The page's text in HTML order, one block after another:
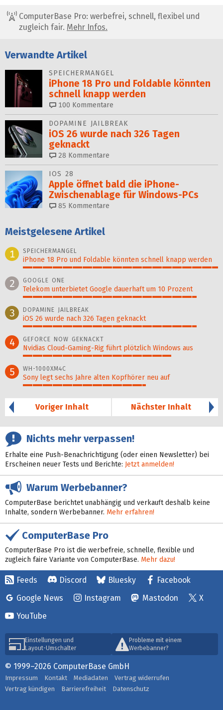
ComputerBase Pro: werbefrei, schnell, flexibel und
zugleich fair. Mehr Infos.
Verwandte Artikel
SPEICHERMANGEL
iPhone 18 Pro und Foldable könnten
schnell knapp werden
100 Kommentare
DOPAMINE JAILBREAK
iOS 26 wurde nach 326 Tagen
geknackt
28 Kommentare
IOS 28
Apple öffnet bald die iPhone-
Zwischenablage für Windows-PCs
85 Kommentare
Meistgelesene Artikel
1
SPEICHERMANGEL
iPhone 18 Pro und Foldable könnten schnell knapp werden
100%
2 GOOGLE ONE
Telekom unterbietet Google dauerhaft um 10 Prozent
89%
3 DOPAMINE JAILBREAK
iOS 26 wurde nach 326 Tagen geknackt
89%
4 GEFORCE NOW GEKNACKT
Nvidias Cloud-Gaming-Rig führt plötzlich Windows aus
76%
5 WH-1000XM4C
Sony legt sechs Jahre alten Kopfhörer neu auf
63%
Voriger Inhalt
Nächster Inhalt
Nichts mehr verpassen!
Erhalte eine Push-Benachrichtigung (oder einen Newsletter) bei
Erscheinen neuer Tests und Berichte: Jetzt anmelden!
Warum Werbebanner?
ComputerBase berichtet unabhängig und verkauft deshalb keine
Inhalte, sondern Werbebanner. Mehr erfahren!
ComputerBase Pro
ComputerBase Pro ist die werbefreie, schnelle, flexible und
zugleich faire Variante von ComputerBase. Mehr dazu!
Feeds Discord Bluesky
Facebook
Google News
Instagram Mastodon
X
YouTube
Einstellungen und
Layout-Umschalter
Probleme mit einem
Werbebanner?
© 1999–2026 ComputerBase GmbH
Impressum Kontakt Mediadaten
Vertrag widerrufen
Vertrag kündigen
Barrierefreiheit Datenschutz